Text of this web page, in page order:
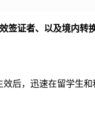
签证者、以及境内转
后，迅速在留学生和